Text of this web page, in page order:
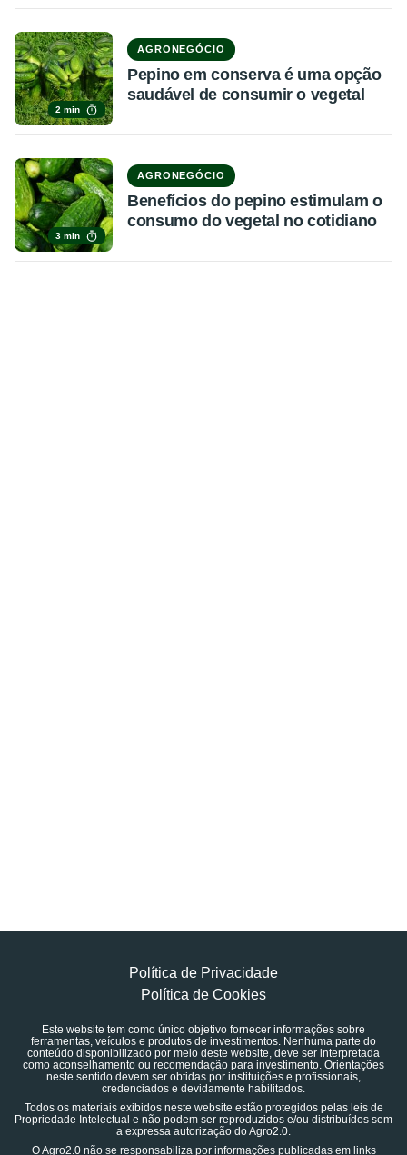
2 min
AGRONEGÓCIO
Pepino em conserva é uma opção
saudável de consumir o vegetal
3 min
AGRONEGÓCIO
Benefícios do pepino estimulam o
consumo do vegetal no cotidiano
Política de Privacidade
Política de Cookies
Este website tem como único objetivo fornecer informações sobre
ferramentas, veículos e produtos de investimentos. Nenhuma parte do
conteúdo disponibilizado por meio deste website, deve ser interpretada
como aconselhamento ou recomendação para investimento. Orientações
neste sentido devem ser obtidas por instituições e profissionais,
credenciados e devidamente habilitados.
Todos os materiais exibidos neste website estão protegidos pelas leis de
Propriedade Intelectual e não podem ser reproduzidos e/ou distribuídos sem
a expressa autorização do Agro2.0.
O Agro2.0 não se responsabiliza por informações publicadas em links